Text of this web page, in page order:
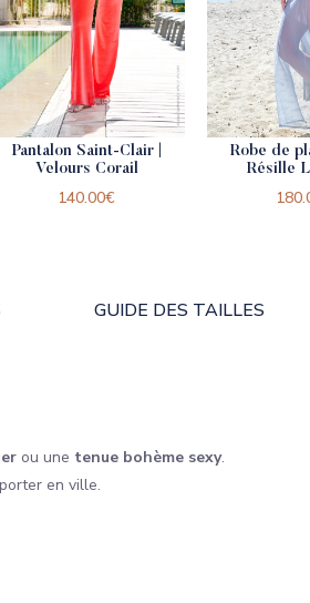
Pantalon Saint-Clair |
Velours Corail
140.00€
Robe de
Résille
GUIDE DES TAILLES
ou une tenue bohème sexy.
en ville.